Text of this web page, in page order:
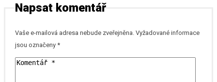
Napsat komentář
Vaše e-mailová adresa nebude zveřejněna. Vyžadované informace
jsou označeny *